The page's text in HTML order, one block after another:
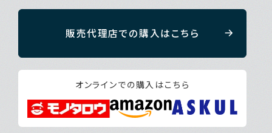
販売代理店での購入はこちら
オンラインでの購入はこちら